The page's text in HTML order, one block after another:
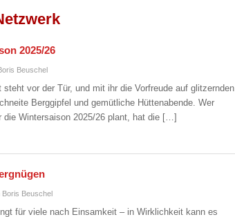
2025/26
Beuschel
steht vor der Tür, und mit ihr die Vorfreude auf glitzernden
Berggipfel und gemütliche Hüttenabende. Wer
die Wintersaison 2025/26 plant, hat die […]
Boris Beuschel
für viele nach Einsamkeit – in Wirklichkeit kann es